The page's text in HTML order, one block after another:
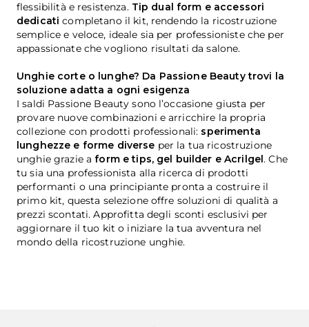
flessibilità e resistenza. Tip dual form e accessori
dedicaticompletano il kit, rendendo la ricostruzione
semplice e veloce, ideale sia per professioniste che per
appassionate che vogliono risultati da salone.
Unghie corte o lunghe? Da Passione Beauty trovi la
soluzione adatta a ogni esigenza
I saldi Passione Beauty sono l’occasione giusta per
provare nuove combinazioni e arricchire la propria
collezione con prodotti professionali: sperimenta
lunghezze e forme diverse per la tua ricostruzione
unghie grazie a form e tips, gel builder e Acrilgel. Che
tu sia una professionista alla ricerca di prodotti
performanti o una principiante pronta a costruire il
primo kit, questa selezione offre soluzioni di qualità a
prezzi scontati. Approfitta degli sconti esclusivi per
aggiornare il tuo kit o iniziare la tua avventura nel
mondo della ricostruzione unghie.